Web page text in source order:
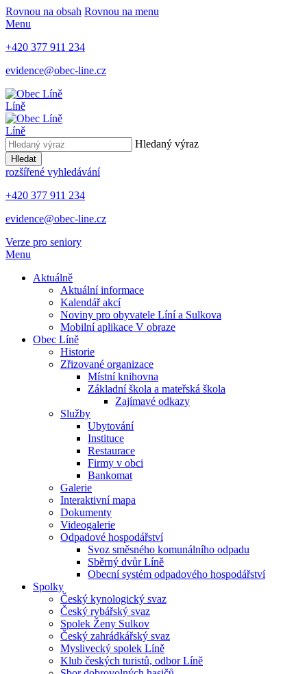
Rovnou na obsah Rovnou na menu
Menu
+420 377 911 234
evidence@obec-line.cz
Líně
Líně
Hledaný výraz
Hledat
rozšířené vyhledávání
+420 377 911 234
evidence@obec-line.cz
Verze pro seniory
Menu
Aktuálně
Aktuální informace
Kalendář akcí
Noviny pro obyvatele Líní a Sulkova
Mobilní aplikace V obraze
Obec Líně
Historie
Zřizované organizace
Místní knihovna
Základní škola a mateřská škola
Zajímavé odkazy
Služby
Ubytování
Instituce
Restaurace
Firmy v obci
Bankomat
Galerie
Interaktivní mapa
Dokumenty
Videogalerie
Odpadové hospodářství
Svoz směsného komunálního odpadu
Sběrný dvůr Líně
Obecní systém odpadového hospodářství
Spolky
Český kynologický svaz
Český rybářský svaz
Spolek Ženy Sulkov
Český zahrádkářský svaz
Myslivecký spolek Líně
Klub českých turistů, odbor Líně